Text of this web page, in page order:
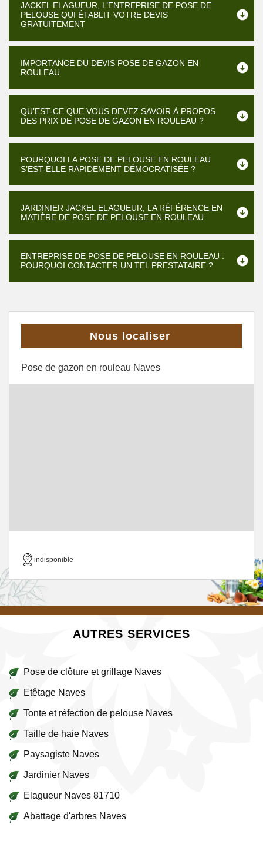
JACKEL ELAGUEUR, L’ENTREPRISE DE POSE DE
PELOUSE QUI ÉTABLIT VOTRE DEVIS
GRATUITEMENT
IMPORTANCE DU DEVIS POSE DE GAZON EN
ROULEAU
QU’EST-CE QUE VOUS DEVEZ SAVOIR À PROPOS
DES PRIX DE POSE DE GAZON EN ROULEAU ?
POURQUOI LA POSE DE PELOUSE EN ROULEAU
S’EST-ELLE RAPIDEMENT DÉMOCRATISÉE ?
JARDINIER JACKEL ELAGUEUR, LA RÉFÉRENCE EN
MATIÈRE DE POSE DE PELOUSE EN ROULEAU
ENTREPRISE DE POSE DE PELOUSE EN ROULEAU :
POURQUOI CONTACTER UN TEL PRESTATAIRE ?
Nous localiser
Pose de gazon en rouleau Naves
indisponible
AUTRES SERVICES
Pose de clôture et grillage Naves
Etêtage Naves
Tonte et réfection de pelouse Naves
Taille de haie Naves
Paysagiste Naves
Jardinier Naves
Elagueur Naves 81710
Abattage d'arbres Naves